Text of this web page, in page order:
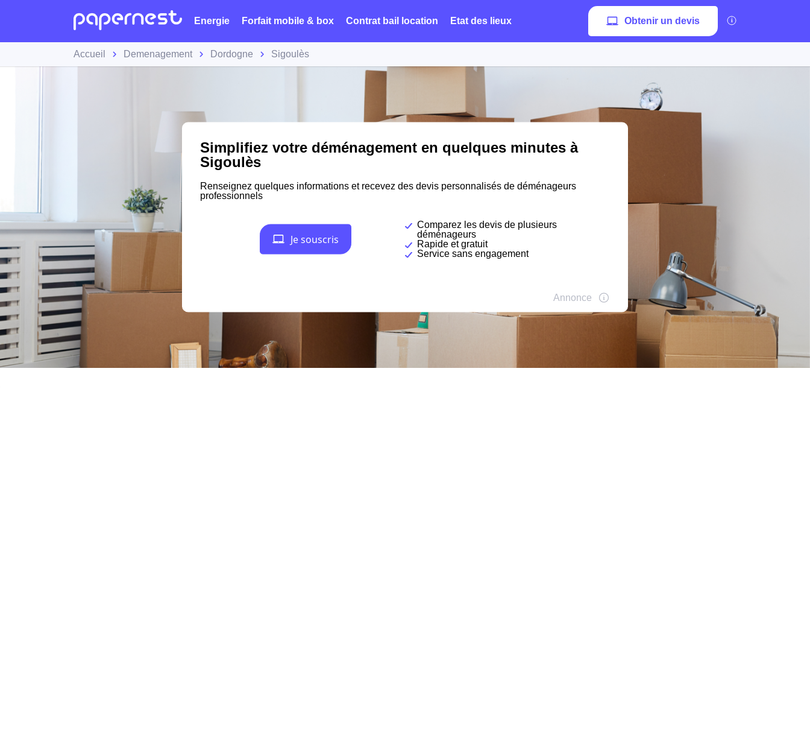
Energie Forfait mobile & box Contrat bail location Etat des lieux Obtenir un devis
Accueil Demenagement Dordogne Sigoulès